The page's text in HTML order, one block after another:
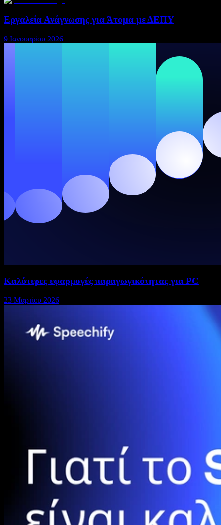
Εργαλεία Ανάγνωσης για Άτομα με ΔΕΠΥ
9 Ιανουαρίου 2026
Καλύτερες εφαρμογές παραγωγικότητας για PC
23 Μαρτίου 2026